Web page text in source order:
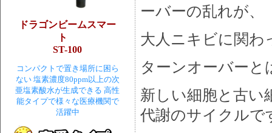
ドラゴンビームスマー
ト
ST-100
コンパクトで置き場所に困ら
ない 塩素濃度80ppm以上の次
亜塩素酸水が生成できる 高性
能タイプで様々な医療機関で
活躍中
ーバーの乱れが、
大人ニキビに関わ
ターンオーバーと
新しい細胞と古い
代謝のサイクルで